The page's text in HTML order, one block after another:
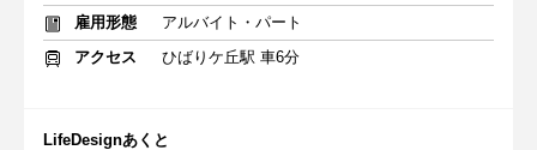
雇用形態
アルバイト・パート
アクセス
ひばりケ丘駅 車6分
LifeDesignあくと